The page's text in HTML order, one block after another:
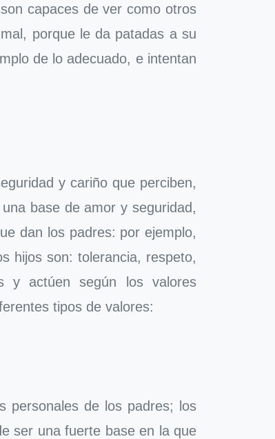
capaces de ver como otros
porque le da patadas a su
de lo adecuado, e intentan
y cariño que perciben,
base de amor y seguridad,
dan los padres: por ejemplo,
hijos son: tolerancia, respeto,
y actúen según los valores
tipos de valores:
personales de los padres; los
ser una fuerte base en la que